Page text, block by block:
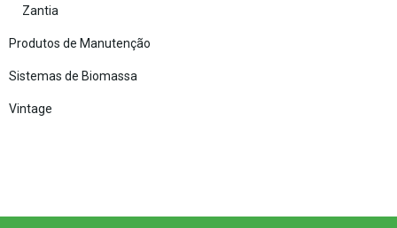
Zantia
Produtos de Manutenção
Sistemas de Biomassa
Vintage